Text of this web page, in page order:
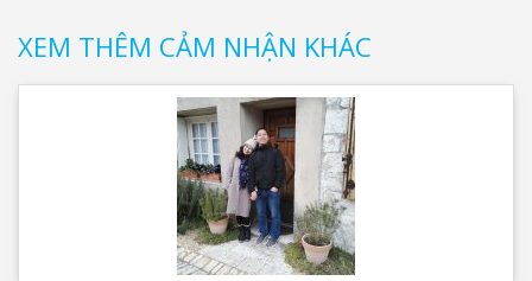
XEM THÊM CẢM NHẬN KHÁC